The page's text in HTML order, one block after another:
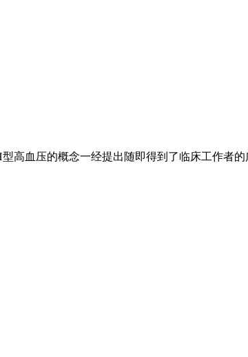
高血压的概念一经提出随即得到了临床工作者